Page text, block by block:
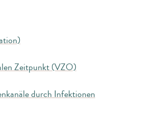
Zeitpunkt (VZO)
durch Infektionen